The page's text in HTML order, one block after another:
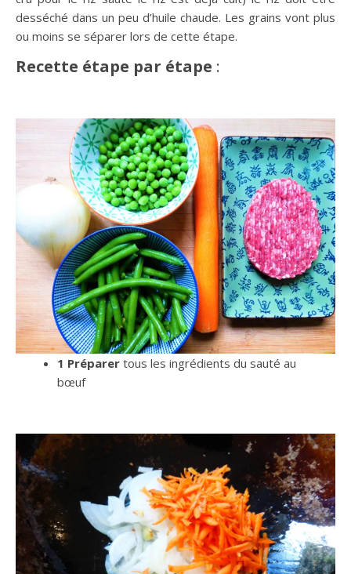
desséché dans un peu d’huile chaude. Les grains vont plus
ou moins se séparer lors de cette étape.
Recette étape par étape :
1 Préparertous les ingrédients du sauté au
bœuf